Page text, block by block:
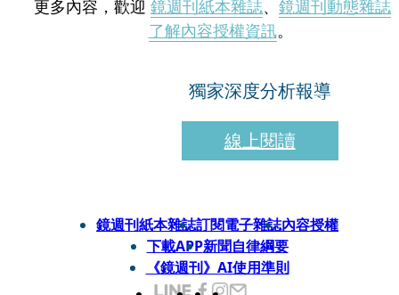
更多內容，歡迎 鏡週刊紙本雜誌、 鏡週刊動態雜誌
了解內容授權資訊。
獨家深度分析報導
線上閱讀
鏡週刊紙本雜誌訂閱電子雜誌內容授權
下載APP新聞自律綱要
《鏡週刊》AI使用準則